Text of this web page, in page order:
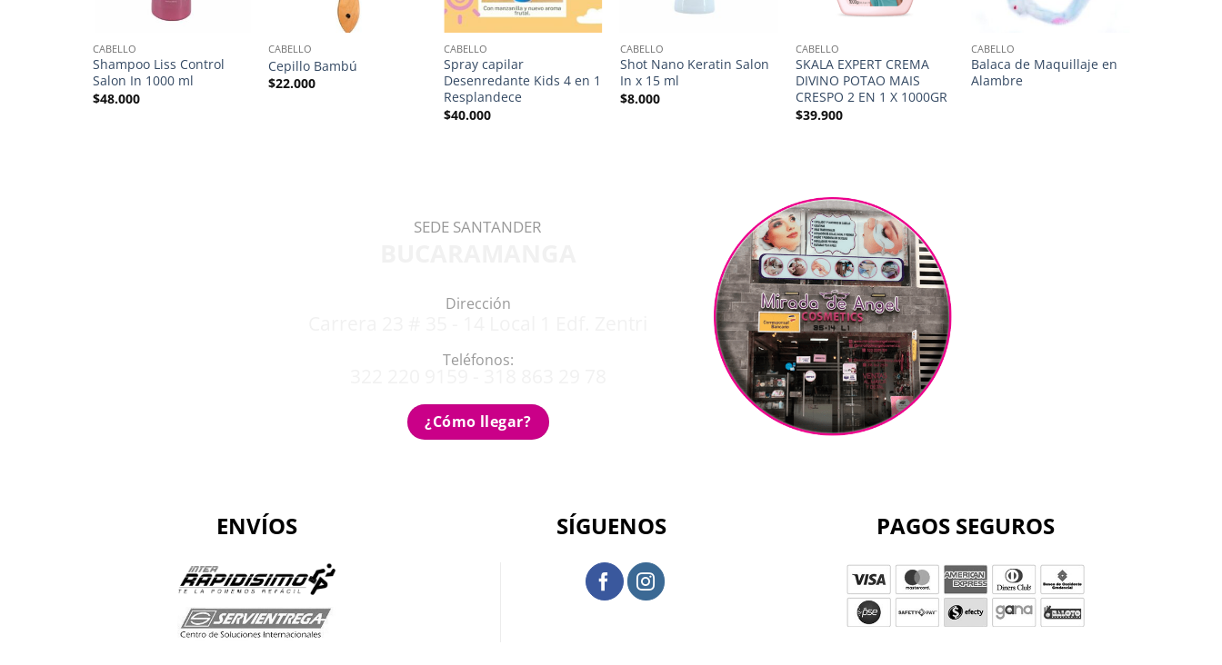
CABELLO
Shampoo Liss Control
Salon In 1000 ml
$48.000
CABELLO
Cepillo Bambú
$22.000
CABELLO
Spray capilar
Desenredante Kids 4 en 1
Resplandece
$40.000
CABELLO
Shot Nano Keratin Salon
In x 15 ml
$8.000
CABELLO
SKALA EXPERT CREMA
DIVINO POTAO MAIS
CRESPO 2 EN 1 X 1000GR
$39.900
CABELLO
Balaca de Maquillaje en
Alambre
SEDE SANTANDER
Dirección
Teléfonos:
¿Cómo llegar?
ENVÍOS SÍGUENOS PAGOS SEGUROS